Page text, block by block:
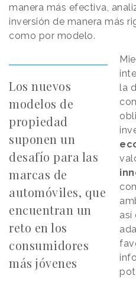
manera más efectiva,
inversión de manera más
como por modelo.
Los nuevos
modelos de
propiedad
suponen un
desafío para las
marcas de
automóviles, que
encuentran un
reto en los
consumidores
más jóvenes
la
así